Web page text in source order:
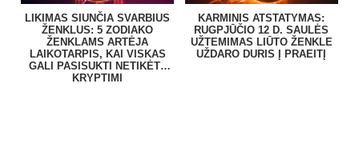
LIKIMAS SIUNČIA SVARBIUS
ŽENKLUS: 5 ZODIAKO
ŽENKLAMS ARTĖJA
LAIKOTARPIS, KAI VISKAS
GALI PASISUKTI NETIKĖTA
KRYPTIMI
KARMINIS ATSTATYMAS:
RUGPJŪČIO 12 D. SAULĖS
UŽTEMIMAS LIŪTO ŽENKLE
UŽDARO DURIS Į PRAEITĮ